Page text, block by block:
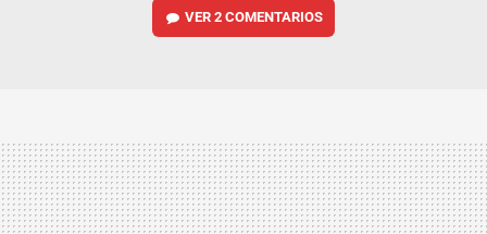
VER2 COMENTARIOS